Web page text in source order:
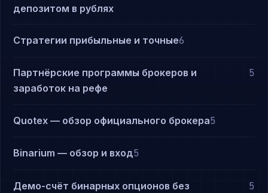
депозитом в рублях
Стратегии прибыльные и точные6
Партнёрские программы брокеров и
заработок на рефе
5
Quotex — обзор официального брокера5
Binarium — обзор и вход5
Демо-счёт бинарных опционов без
5